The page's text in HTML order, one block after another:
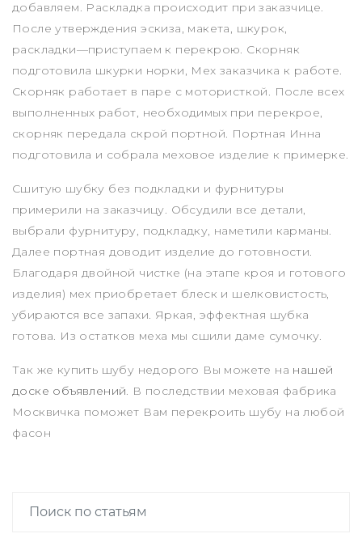
добавляем. Раскладка происходит при заказчице.
После утверждения эскиза, макета, шкурок,
раскладки—приступаем к перекрою. Скорняк
подготовила шкурки норки, Мех заказчика к работе.
Скорняк работает в паре с мотористкой. После всех
выполненных работ, необходимых при перекрое,
скорняк передала скрой портной. Портная Инна
подготовила и собрала меховое изделие к примерке.
Сшитую шубку без подкладки и фурнитуры
примерили на заказчицу. Обсудили все детали,
выбрали фурнитуру, подкладку, наметили карманы.
Далее портная доводит изделие до готовности.
Благодаря двойной чистке (на этапе кроя и готового
изделия) мех приобретает блеск и шелковистость,
убираются все запахи. Яркая, эффектная шубка
готова. Из остатков меха мы сшили даме сумочку.
Так же купить шубу недорого Вы можете на нашей
доске объявлений. В последствии меховая фабрика
Москвичка поможет Вам перекроить шубу на любой
фасон